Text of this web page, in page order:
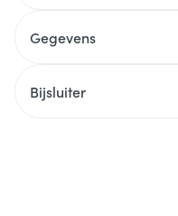
Gegevens
Bijsluiter